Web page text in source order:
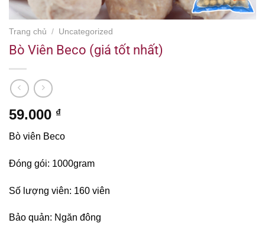
Trang chủ / Uncategorized
Bò Viên Beco (giá tốt nhất)
59.000 ₫
Bò viên Beco
Đóng gói: 1000gram
Số lượng viên: 160 viên
Bảo quản: Ngăn đông